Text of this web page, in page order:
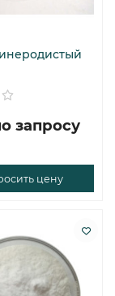
запросу
цену